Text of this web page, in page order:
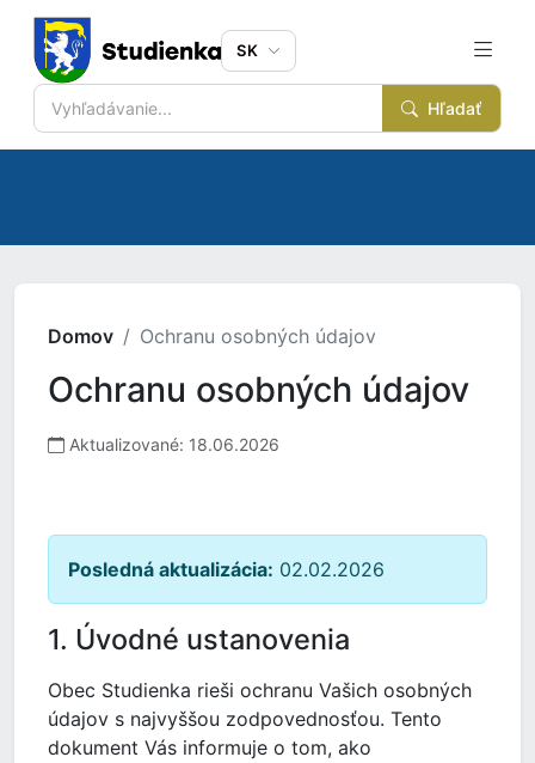
Hľadať
SK
Domov Ochranu osobných údajov
Ochranu osobných údajov
Aktualizované: 18.06.2026
Posledná aktualizácia: 02.02.2026
1. Úvodné ustanovenia
Obec Studienka rieši ochranu Vašich osobných
údajov s najvyššou zodpovednosťou. Tento
dokument Vás informuje o tom, ako